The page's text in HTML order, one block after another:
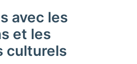
avec les
et les
culturels